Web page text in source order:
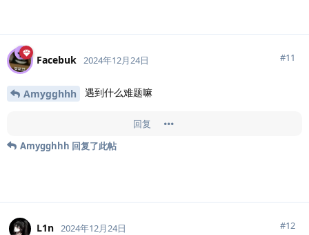
Facebuk 2024年12月24日 #11
Amygghhh 遇到什么难题嘛
回复
Amygghhh 回复了此帖
L1n 2024年12月24日 #12